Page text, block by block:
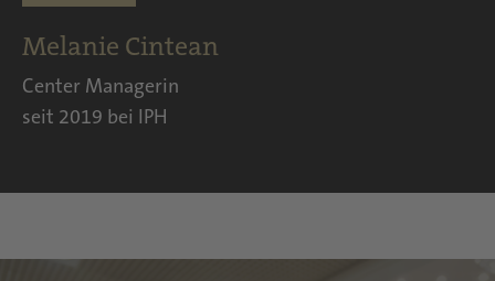
Melanie Cintean
Center Managerin
seit 2019 bei IPH